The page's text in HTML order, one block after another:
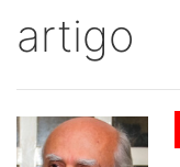
artigo